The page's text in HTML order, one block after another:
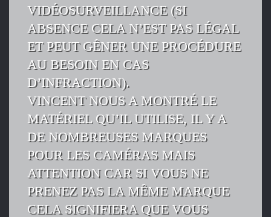
VIDÉOSURVEILLANCE (SI
ABSENCE CELA N’EST PAS LÉGAL
ET PEUT GÊNER UNE PROCÉDURE
AU BESOIN EN CAS
D’INFRACTION).
VINCENT NOUS A MONTRÉ LE
MATÉRIEL QU’IL UTILISE, IL Y A
DE NOMBREUSES MARQUES
POUR LES CAMÉRAS MAIS
ATTENTION CAR SI VOUS NE
PRENEZ PAS LA MÊME MARQUE
CELA SIGNIFIERA QUE VOUS